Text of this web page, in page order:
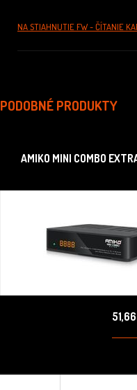
NA STIAHNUTIE FW - ČÍTANIE
PODOBNÉ PRODUKTY
AMIKO MINI COMBO